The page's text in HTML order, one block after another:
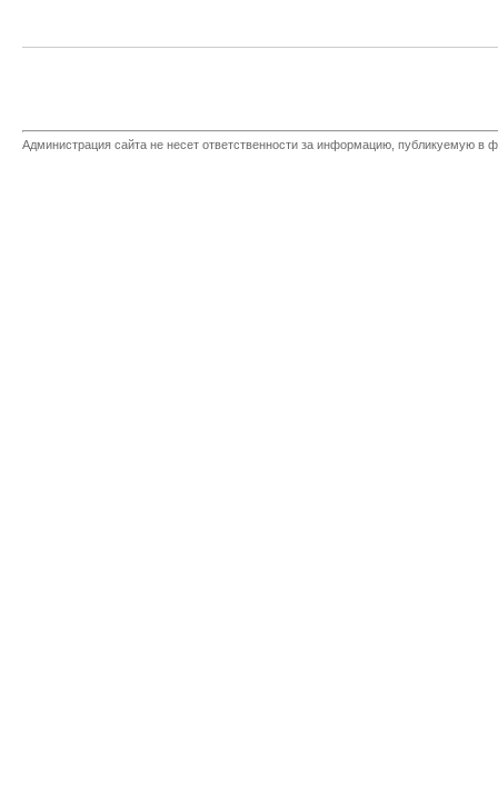
Администрация сайта не несет ответственности за информацию, публикуемую